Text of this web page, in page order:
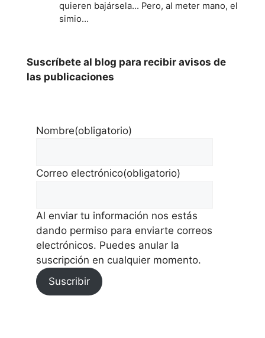
quieren bajársela... Pero, al meter mano, el
simio…
Suscríbete al blog para recibir avisos de
las publicaciones
Nombre(obligatorio)
Correo electrónico(obligatorio)
Al enviar tu información nos estás
dando permiso para enviarte correos
electrónicos. Puedes anular la
suscripción en cualquier momento.
Suscribir